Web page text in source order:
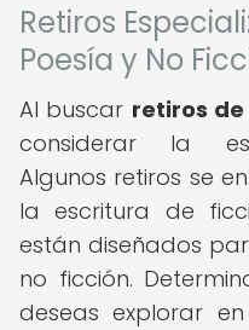
Retiros
Poesía y No
Al buscar retiros
considerar la
Algunos retiros se
la escritura de
están diseñados
no ficción.
deseas explorar